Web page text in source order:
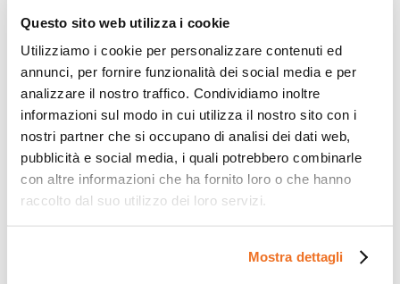
Questo sito web utilizza i cookie
Utilizziamo i cookie per personalizzare contenuti ed
annunci, per fornire funzionalità dei social media e per
analizzare il nostro traffico. Condividiamo inoltre
informazioni sul modo in cui utilizza il nostro sito con i
nostri partner che si occupano di analisi dei dati web,
pubblicità e social media, i quali potrebbero combinarle
con altre informazioni che ha fornito loro o che hanno
raccolto dal suo utilizzo dei loro servizi.
Mostra dettagli
Nessun risultato trovato.